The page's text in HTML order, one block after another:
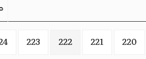
220
221
222
223